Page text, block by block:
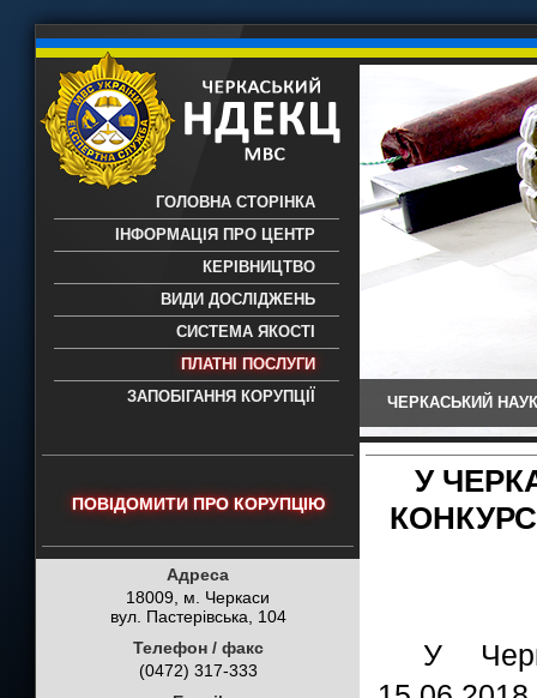
науково-дослідний експертно-
- проведення всих видів судових
експертиз
ГОЛОВНА СТОРІНКА
ІНФОРМАЦІЯ ПРО ЦЕНТР
КЕРІВНИЦТВО
ВИДИ ДОСЛІДЖЕНЬ
СИСТЕМА ЯКОСТІ
ПЛАТНІ ПОСЛУГИ
ЗАПОБІГАННЯ КОРУПЦІЇ
ЧЕРКАСЬКИЙ
ПОВІДОМИТИ ПРО КОРУПЦІЮ
Адреса
18009, м. Черкаси
вул. Пастерівська, 104
Телефон / факс
(0472) 317-333
У
У